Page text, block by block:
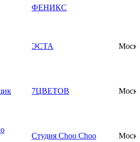
ФЕНИКС
ЭСТА
7ЦВЕТОВ
Студия Choo Choo